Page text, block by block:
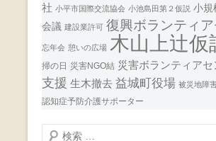
社 小平市国際交流協会 小池島田第２仮説 小規
会議 建設業許可 復興ボランティ
忘年会 憩いの広場 木山上辻仮
掃の日 災害NGO結 災害ボランティアセ
支援 生木撤去 益城町役場 被災地障
認知症予防介護サポーター
検